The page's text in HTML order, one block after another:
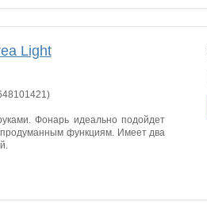
Light
Фонарь идеально подойдет
продуманным функциям. Имеет два